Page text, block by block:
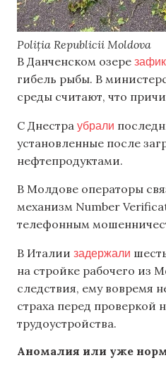
Poliția Republicii Moldova
В Данченском озере
гибель рыбы. В
среды считают, что
С Днестра убрали
установленные после
нефтепродуктами.
В Молдове операторы
механизм Number
телефонным
В Италии задержали
на стройке рабочего из
следствия, ему вовремя
страха перед проверкой
трудоустройства.
Аномалия или уже